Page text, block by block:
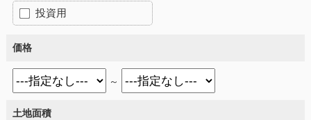
投資用
価格
～
土地面積